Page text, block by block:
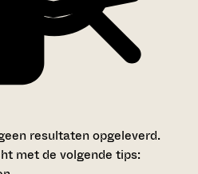
resultaten opgeleverd.
met de volgende tips: